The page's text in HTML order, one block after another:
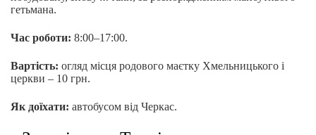
гетьмана.
Час роботи: 8:00–17:00.
Вартість: огляд місця родового маєтку Хмельницького і
церкви – 10 грн.
Як доїхати: автобусом від Черкас.